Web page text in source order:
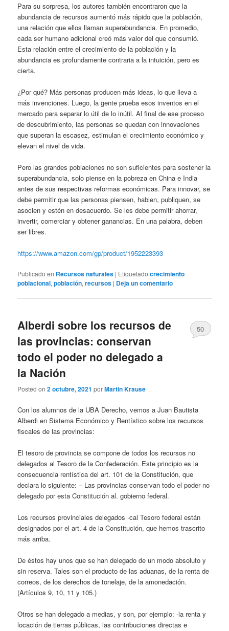
Para su sorpresa, los autores también encontraron que la
abundancia de recursos aumentó más rápido que la población,
una relación que ellos llaman superabundancia. En promedio,
cada ser humano adicional creó más valor del que consumió.
Esta relación entre el crecimiento de la población y la
abundancia es profundamente contraria a la intuición, pero es
cierta.
¿Por qué? Más personas producen más ideas, lo que lleva a
más invenciones. Luego, la gente prueba esos inventos en el
mercado para separar lo útil de lo inútil. Al final de ese proceso
de descubrimiento, las personas se quedan con innovaciones
que superan la escasez, estimulan el crecimiento económico y
elevan el nivel de vida.
Pero las grandes poblaciones no son suficientes para sostener la
superabundancia, solo piense en la pobreza en China e India
antes de sus respectivas reformas económicas. Para innovar, se
debe permitir que las personas piensen, hablen, publiquen, se
asocien y estén en desacuerdo. Se les debe permitir ahorrar,
invertir, comerciar y obtener ganancias. En una palabra, deben
ser libres.
https://www.amazon.com/gp/product/1952223393
Publicado en Recursos naturales | Etiquetado crecimiento
poblacional,población,recursos | Deja un comentario
Alberdi sobre los recursos de
las provincias: conservan
todo el poder no delegado a
la Nación
Posted on2 octubre, 2021 porMartin Krause
50
Con los alumnos de la UBA Derecho, vemos a Juan Bautista
Alberdi en Sistema Económico y Rentístico sobre los recursos
fiscales de las provincias:
El tesoro de provincia se compone de todos los recursos no
delegados al Tesoro de la Confederación. Este principio es la
consecuencia rentística del art. 101 de la Constitución, que
declara lo siguiente: – Las provincias conservan todo el poder no
delegado por esta Constitución al. gobierno federal.
Los recursos provinciales delegados -cal Tesoro federal están
designados por el art. 4 de la Constitución, que hemos trascrito
más arriba.
De éstos hay unos que se han delegado de un modo absoluto y
sin reserva. Tales son el producto de las aduanas, de la renta de
correos, de los derechos de tonelaje, de la amonedación.
(Artículos 9, 10, 11 y 105.)
Otros se han delegado a medias, y son, por ejemplo: -la renta y
locación de tierras públicas, las contribuciones directas e